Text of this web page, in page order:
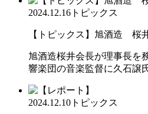
2024.12.16 トピックス
【トピックス】旭酒造 桜
旭酒造桜井会長が理事長を
響楽団の音楽監督に久石譲
2024.12.10 トピックス